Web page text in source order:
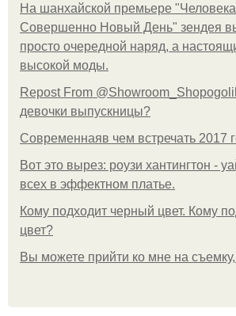
На шанхайской премьере
Совершенно Новый День" зендея
просто очередной наряд, а
высокой моды.
Repost From
девочки выпускницы?
Современнаяв чем встречать 2017
Вот это вырез: роузи хантингтон -
всех в эффектном платьe.
Кому подходит черный цвет. Кому
цвет?
Вы можете прийти ко мне на